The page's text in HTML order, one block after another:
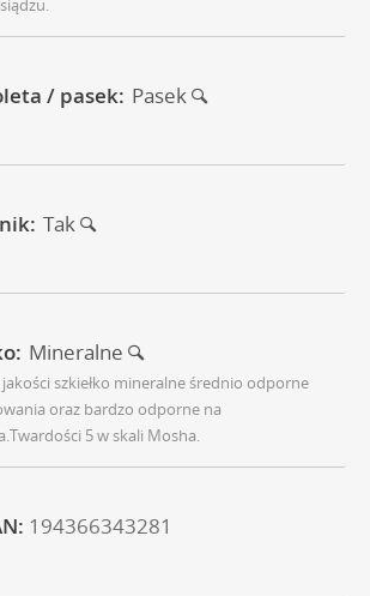
/ pasek: Pasek
Tak
Mineralne
szkiełko mineralne średnio odporne
oraz bardzo odporne na
5 w skali Mosha.
194366343281